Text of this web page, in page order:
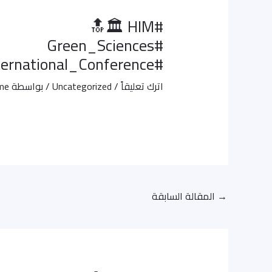
#HIM 🏛️🔝
#Green_Sciences
#International_Conference
اترك تعليقاً/
Uncategorized/ بواسطة
→ المقالة السابقة